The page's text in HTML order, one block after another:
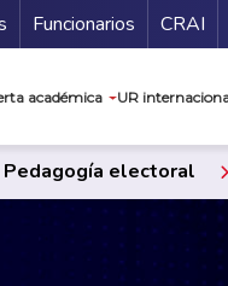
Funcionarios CRAI
académica UR
Pedagogía electoral